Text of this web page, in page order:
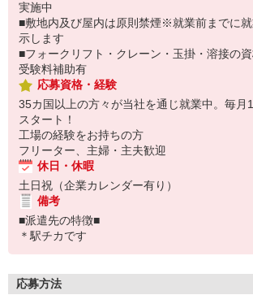
実施中
■敷地内及び屋内は原則禁煙※就業前までに
示します
■フォークリフト・クレーン・玉掛・溶接の
受験料補助有
応募資格・経験
35カ国以上の方々が当社を通じ就業中。毎月
スタート！
工場の経験をお持ちの方
フリーター、主婦・主夫歓迎
休日・休暇
土日祝（企業カレンダー有り）
備考
■派遣先の特徴■
＊駅チカです
応募方法